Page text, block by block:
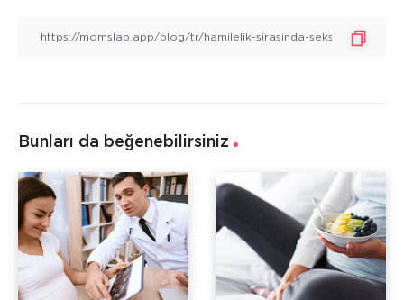
Bunları da beğenebilirsiniz